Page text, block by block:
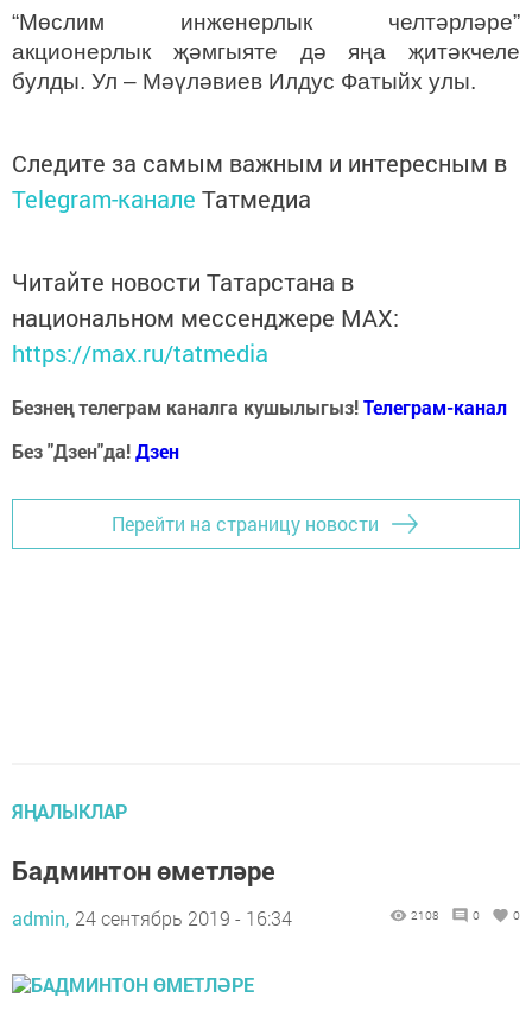
“Мөслим инженерлык челтәрләре”
акционерлык җәмгыяте дә яңа җитәкчеле
булды. Ул – Мәүләвиев Илдус Фатыйх улы.
Следите за самым важным и интересным в
Telegram-канале Татмедиа
Читайте новости Татарстана в
национальном мессенджере MАХ:
https://max.ru/tatmedia
Безнең телеграм каналга кушылыгыз!Телеграм-канал
Без "Дзен"да!Дзен
Перейти на страницу новости
ЯҢАЛЫКЛАР
Бадминтон өметләре
admin, 24 сентябрь 2019 - 16:34 2108 0 0